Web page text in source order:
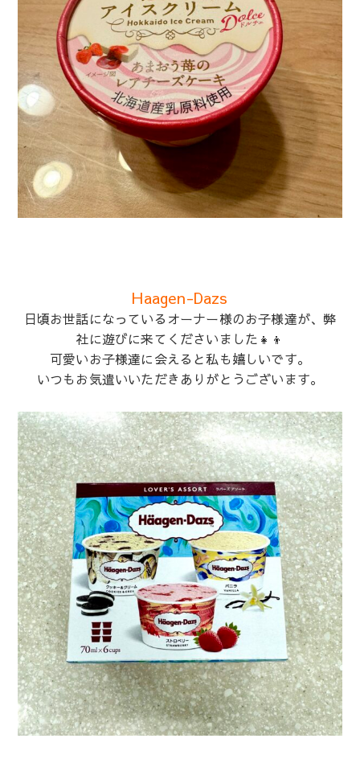
Haagen-Dazs
日頃お世話になっているオーナー様のお子様達が、弊
社に遊びに来てくださいました👧👦
可愛いお子様達に会えると私も嬉しいです。
いつもお気遣いいただきありがとうございます。